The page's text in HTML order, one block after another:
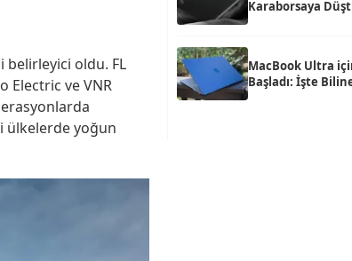
belirleyici oldu. FL
Electric ve VNR
ülkelerde yoğun
Karaborsaya
MacBook Ultra
Başladı: İşte